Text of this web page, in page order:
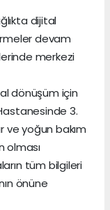
dijital
devam
merkezi
dönüşüm için
3.
ve yoğun bakım
olması
tüm bilgileri
önüne